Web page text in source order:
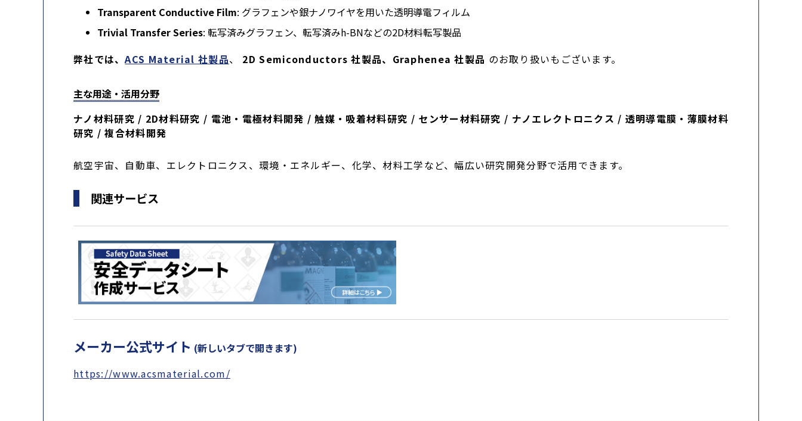
Transparent Conductive Film: グラフェンや銀ナノワイヤを用いた透明導電フィルム
Trivial Transfer Series: 転写済みグラフェン、転写済みh-BNなどの2D材料転写製品
弊社では、ACS Material 社製品、 2D Semiconductors 社製品、Graphenea 社製品 のお取り扱いもございます。
主な用途・活用分野
ナノ材料研究 / 2D材料研究 / 電池・電極材料開発 / 触媒・吸着材料研究 / センサー材料研究 / ナノエレクトロニクス / 透明導電膜・薄膜材料
研究 / 複合材料開発
航空宇宙、自動車、エレクトロニクス、環境・エネルギー、化学、材料工学など、幅広い研究開発分野で活用できます。
関連サービス
メーカー公式サイト (新しいタブで開きます)
https://www.acsmaterial.com/